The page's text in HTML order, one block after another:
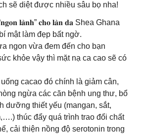
sẽ diệt được nhiều sâu bọ nha!
𝐥𝐚̀𝐧𝐡” 𝐜𝐡𝐨 𝐥𝐚̀𝐧 𝐝𝐚 Shea Ghana
mật làm đẹp bất ngờ.
ngon vừa đem đến cho bạn
khỏe vậy thì mặt nạ ca cao sẽ có
cacao đó chính là giảm cân,
ngừa các căn bệnh ung thư, bổ
dưỡng thiết yếu (mangan, sắt,
thúc đẩy quá trình trao đổi chất
cải thiện nồng độ serotonin trong